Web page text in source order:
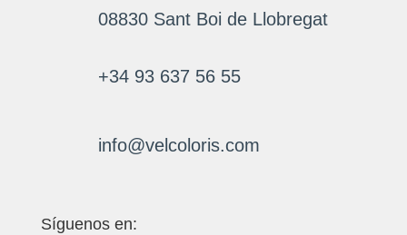
08830 Sant Boi de Llobregat
+34 93 637 56 55
info@velcoloris.com
Síguenos en: